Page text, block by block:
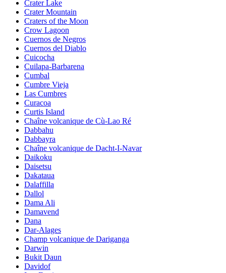
Crater Lake
Crater Mountain
Craters of the Moon
Crow Lagoon
Cuernos de Negros
Cuernos del Diablo
Cuicocha
Cuilapa-Barbarena
Cumbal
Cumbre Vieja
Las Cumbres
Curacoa
Curtis Island
Chaîne volcanique de Cù-Lao Ré
Dabbahu
Dabbayra
Chaîne volcanique de Dacht-I-Navar
Daikoku
Daisetsu
Dakataua
Dalaffilla
Dallol
Dama Ali
Damavend
Dana
Dar-Alages
Champ volcanique de Dariganga
Darwin
Bukit Daun
Davidof